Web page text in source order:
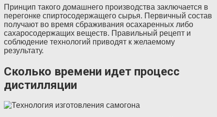
Принцип такого домашнего производства заключается в
перегонке спиртосодержащего сырья. Первичный состав
получают во время сбраживания осахаренных либо
сахаросодержащих веществ. Правильный рецепт и
соблюдение технологий приводят к желаемому
результату.
Сколько времени идет процесс
дистилляции